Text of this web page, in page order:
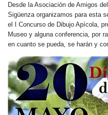
Desde la Asociación de Amigos
Sigüenza organizamos para esta
el I Concurso de Dibujo Apícola,
Museo y alguna conferencia, por
en cuanto se pueda, se harán y